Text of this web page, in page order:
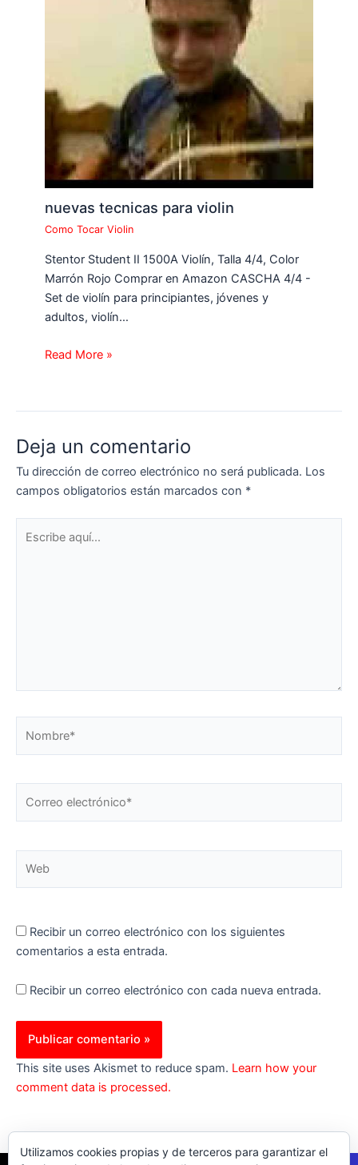
nuevas tecnicas para violin
Como Tocar Violin
Stentor Student II 1500A Violín, Talla 4/4, Color
Marrón Rojo Comprar en Amazon CASCHA 4/4 -
Set de violín para principiantes, jóvenes y
adultos, violín…
Read More »
Deja un comentario
Tu dirección de correo electrónico no será publicada. Los
campos obligatorios están marcados con *
aquí...
electrónico*
Recibir un correo electrónico con los siguientes
comentarios a esta entrada.
Recibir un correo electrónico con cada nueva entrada.
This site uses Akismet to reduce spam. Learn how your
comment data is processed.
Utilizamos cookies propias y de terceros para garantizar el